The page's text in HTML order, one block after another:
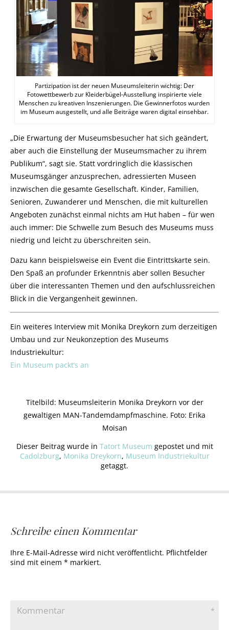
Partizipation ist der neuen Museumsleiterin wichtig: Der
Fotowettbewerb zur Kleiderbügel-Ausstellung inspirierte viele
Menschen zu kreativen Inszenierungen. Die Gewinnerfotos wurden
im Museum ausgestellt, und alle Beiträge waren digital einsehbar.
„Die Erwartung der Museumsbesucher hat sich geändert,
aber auch die Einstellung der Museumsmacher zu ihrem
Publikum“, sagt sie. Statt vordringlich die klassischen
Museumsgänger anzusprechen, adressierten Museen
inzwischen die gesamte Gesellschaft. Kinder, Familien,
Senioren, Zuwanderer und Menschen, die mit kulturellen
Angeboten zunächst einmal nichts am Hut haben – für wen
auch immer: Die Schwelle zum Besuch des Museums muss
niedrig und leicht zu überschreiten sein.
Dazu kann beispielsweise ein Event die Eintrittskarte sein.
Den Spaß an profunder Erkenntnis aber sollen Besucher
über die interessanten Themen und den aufschlussreichen
Blick in die Vergangenheit gewinnen.
Ein weiteres Interview mit Monika Dreykorn zum derzeitigen
Umbau und zur Neukonzeption des Museums
Industriekultur:
Ein Museum packt‘s an
Titelbild: Museumsleiterin Monika Dreykorn vor der
gewaltigen MAN-Tandemdampfmaschine. Foto: Erika
Moisan
Dieser Beitrag wurde in Tatort Museum gepostet und mit
Cadolzburg, Monika Dreykorn, Museum Industriekultur
getaggt.
Schreibe einen Kommentar
Ihre E-Mail-Adresse wird nicht veröffentlicht. Pflichtfelder
sind mit einem * markiert.
Kommentar *